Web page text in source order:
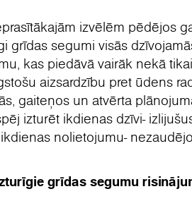
izvēlēm pēdējos
grīdas segumi visās
kas piedāvā vairāk nekā
aizsardzību pret ūdens
gaiteņos un atvērta
izturēt ikdienas dzīvi-
nolietojumu-
grīdas segumu